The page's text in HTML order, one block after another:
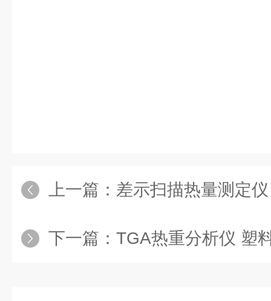
上一篇： 差示扫描热量测定仪
下一篇： TGA热重分析仪 塑